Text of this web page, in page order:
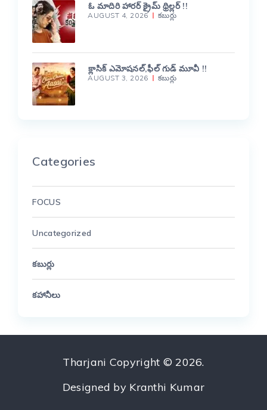
ఓ మాదిరి హారర్ క్రైమ్ థ్రిల్లర్ !!
AUGUST 4, 2026 కబుర్లు
క్లాసిక్ ఎమోషనల్,ఫీల్ గుడ్ మూవీ !!
AUGUST 3, 2026 కబుర్లు
Categories
FOCUS
Uncategorized
కబుర్లు
కహానీలు
Tharjani Copyright © 2026.
Designed by Kranthi Kumar